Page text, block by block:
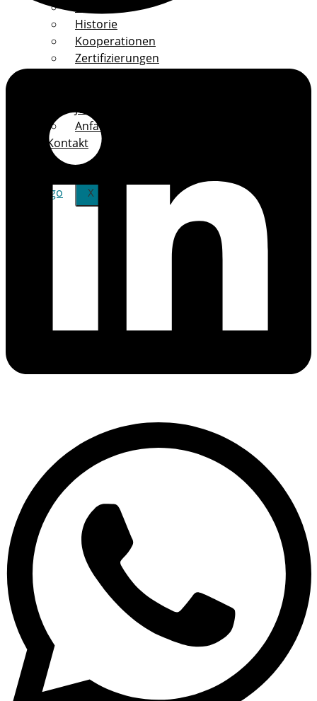
Historie
Kooperationen
Zertifizierungen
Jobs & Karriere
Anfahrt
Kontakt
X